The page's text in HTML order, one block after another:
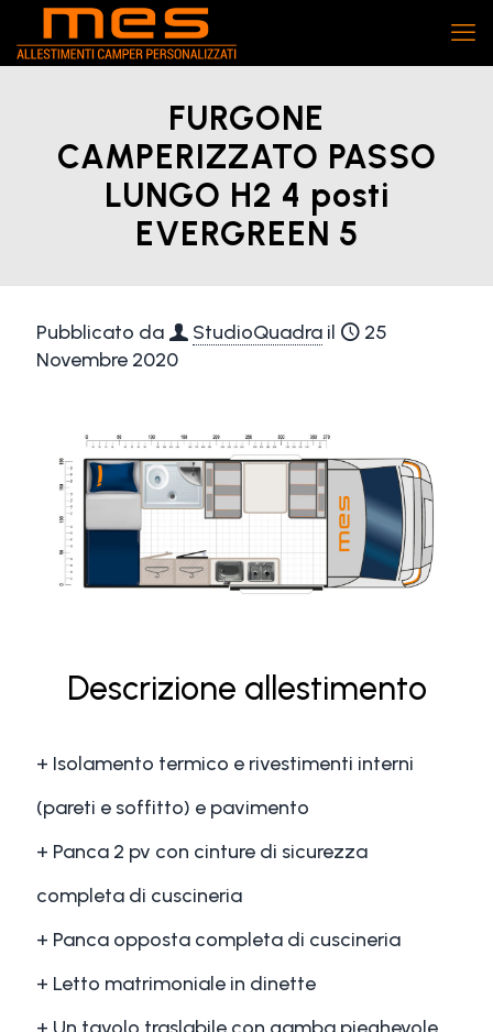
FURGONE
CAMPERIZZATO PASSO
LUNGO H2 4 posti
EVERGREEN 5
Pubblicato da StudioQuadra il
25
Novembre 2020
Descrizione allestimento
+ Isolamento termico e rivestimenti interni
(pareti e soffitto) e pavimento
+ Panca 2 pv con cinture di sicurezza
completa di cuscineria
+ Panca opposta completa di cuscineria
+ Letto matrimoniale in dinette